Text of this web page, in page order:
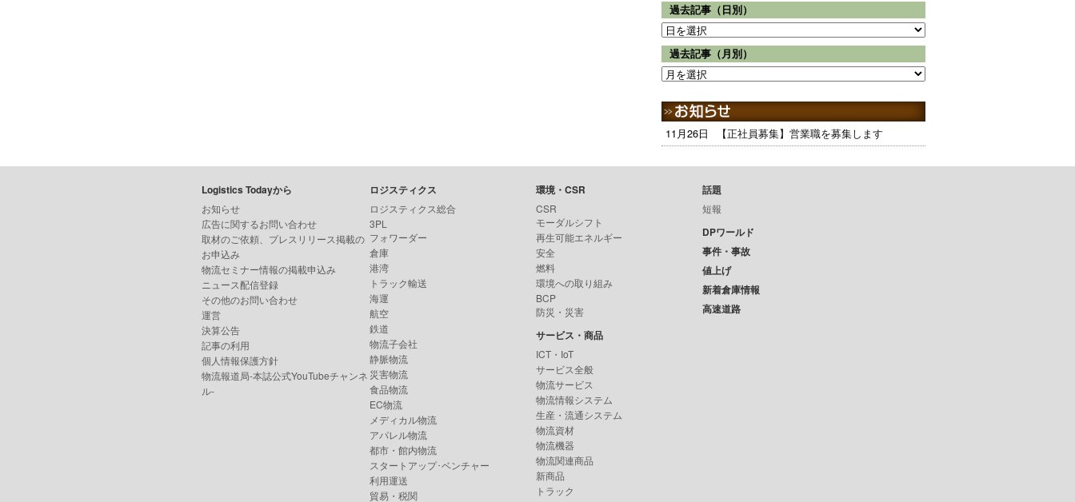
過去記事（日別）
過去記事（月別）
11月26日 【正社員募集】営業職を募集します
Logistics Todayから
お知らせ
広告に関するお問い合わせ
取材のご依頼、プレスリリース掲載の
お申込み
物流セミナー情報の掲載申込み
ニュース配信登録
その他のお問い合わせ
運営
決算公告
記事の利用
個人情報保護方針
物流報道局-本誌公式YouTubeチャンネ
ル-
ロジスティクス
ロジスティクス総合
3PL
フォワーダー
倉庫
港湾
トラック輸送
海運
航空
鉄道
物流子会社
静脈物流
災害物流
食品物流
EC物流
メディカル物流
アパレル物流
都市・館内物流
スタートアップ･ベンチャー
利用運送
貿易・税関
環境・CSR
CSR
モーダルシフト
再生可能エネルギー
安全
燃料
環境への取り組み
BCP
防災・災害
サービス・商品
ICT・IoT
サービス全般
物流サービス
物流情報システム
生産・流通システム
物流資材
物流機器
物流関連商品
新商品
トラック
話題
短報
DPワールド
事件・事故
値上げ
新着倉庫情報
高速道路